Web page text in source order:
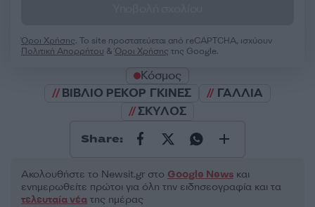
Όροι Χρήσης. Το site προστατεύεται από reCAPTCHA, ισχύουν
Πολιτική Απορρήτου &Όροι Χρήσης της Google.
Κόσμος
ΒΙΒΛΙΟ ΡΕΚΟΡ ΓΚΙΝΕΣ
ΓΑΛΛΙΑ
ΣΚΥΛΟΣ
Share:
Ακολουθήστε το Νewsit.gr στο Google News και
ενημερωθείτε πρώτοι για όλη την ειδησεογραφία και τα
τελευταία νέα της ημέρας